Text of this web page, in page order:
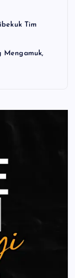
Tim
Mengamuk,